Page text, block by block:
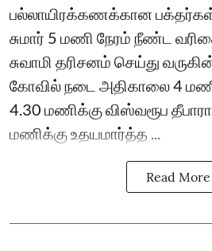
பல்லாயிரக்கணக்கான பக்தர்கள்
சுமார் 5 மணி நேரம் நீண்ட
சுவாமி தரிசனம் செய்து
கோவில் நடை அதிகாலை 4
4.30 மணிக்கு விஸ்வரூப
மணிக்கு உதயமார்த்த ...
Read More